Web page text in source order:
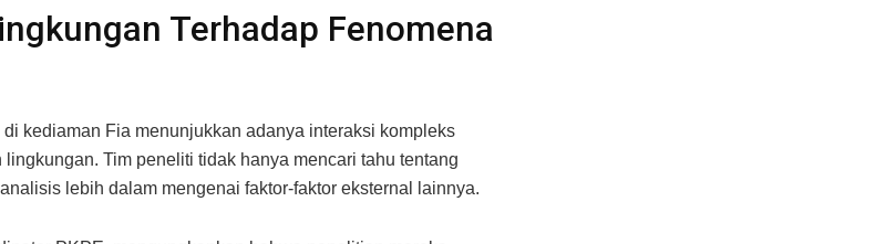
Terhadap Fenomena
kediaman Fia menunjukkan adanya interaksi kompleks
Tim peneliti tidak hanya mencari tahu tentang
lebih dalam mengenai faktor-faktor eksternal lainnya.